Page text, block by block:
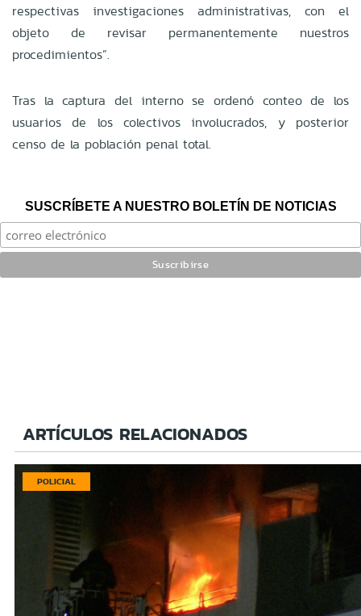
respectivas investigaciones administrativas, con el
objeto de revisar permanentemente nuestros
procedimientos”.
Tras la captura del interno se ordenó conteo de los
usuarios de los colectivos involucrados, y posterior
censo de la población penal total.
SUSCRÍBETE A NUESTRO BOLETÍN DE NOTICIAS
ARTÍCULOS RELACIONADOS
POLICIAL